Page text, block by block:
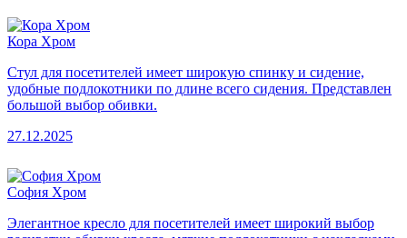
Кора Хром
Стул для посетителей имеет широкую спинку и сидение,
удобные подлокотники по длине всего сидения. Представлен
большой выбор обивки.
27.12.2025
София Хром
Элегантное кресло для посетителей имеет широкий выбор